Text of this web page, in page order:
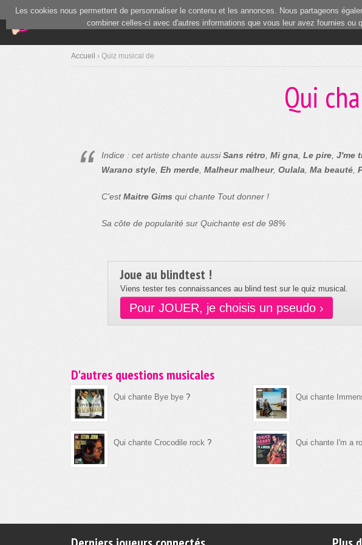
Blind Test(current)
Communauté
Accueil › Quiz musical de
Qui
Indice : cet artiste chante aussiSans rétro Mi gna Le pire J'me
Warano style Eh merde Malheur malheur, Oulala Ma beauté
C'estMaitre Gims qui chante Tout donner !
Sa côte de popularité sur Quichante est de 98%
Joue au blindtest !
Viens tester tes connaissances au blind test sur le quiz musical.
Pour JOUER, je choisis un pseudo ›
D'autres questions musicales
Qui chante Bye bye ? Qui chante
Qui chante Crocodile rock ? Qui chante I'm a
Les cookies nous permettent de personnaliser le contenu et les annonces. Nous partageons
combiner celles-ci avec d'autres informations que vous leur avez fournies